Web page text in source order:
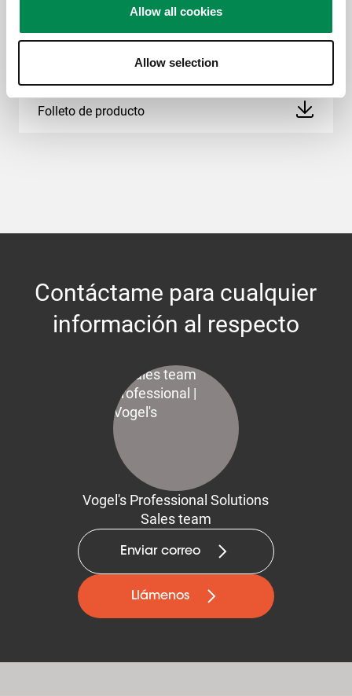
Allow all cookies
Allow selection
Descargas
Folleto de producto
Contáctame para cualquier
información al respecto
Vogel's Professional Solutions
Sales team
Enviar correo
Llámenos